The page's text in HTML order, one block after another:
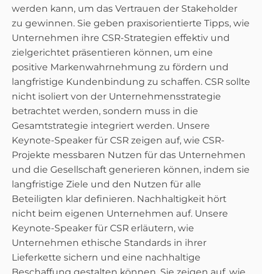
werden kann, um das Vertrauen der Stakeholder
zu gewinnen. Sie geben praxisorientierte Tipps, wie
Unternehmen ihre CSR-Strategien effektiv und
zielgerichtet präsentieren können, um eine
positive Markenwahrnehmung zu fördern und
langfristige Kundenbindung zu schaffen. CSR sollte
nicht isoliert von der Unternehmensstrategie
betrachtet werden, sondern muss in die
Gesamtstrategie integriert werden. Unsere
Keynote-Speaker für CSR zeigen auf, wie CSR-
Projekte messbaren Nutzen für das Unternehmen
und die Gesellschaft generieren können, indem sie
langfristige Ziele und den Nutzen für alle
Beteiligten klar definieren. Nachhaltigkeit hört
nicht beim eigenen Unternehmen auf. Unsere
Keynote-Speaker für CSR erläutern, wie
Unternehmen ethische Standards in ihrer
Lieferkette sichern und eine nachhaltige
Beschaffung gestalten können. Sie zeigen auf, wie